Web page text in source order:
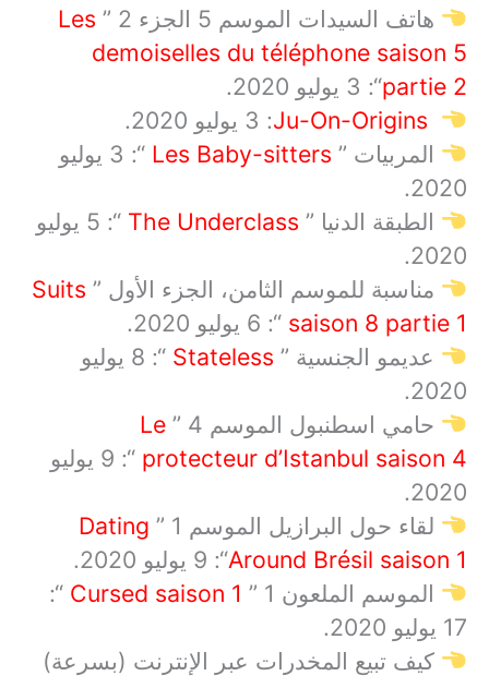
هاتف السيدات الموسم 5 الجزء 2 ”
Les
demoiselles du téléphone saison 5
partie 2“: 3 يوليو 2020.
Ju-On-Origins
:3 يوليو 2020.
المربيات ”Les Baby-sitters
“: 3 يوليو
2020.
الطبقة الدنيا ”The Underclass
“: 5 يوليو
2020.
مناسبة للموسم الثامن، الجزء الأول ”Suits
saison 8 partie 1 “: 6 يوليو 2020.
عديمو الجنسية ”Stateless
“: 8 يوليو
2020.
حامي اسطنبول الموسم 4 ”
Le
protecteur d’Istanbul saison 4
“: 9 يوليو
2020.
لقاء حول البرازيل الموسم 1 ”
Dating
Around Brésil saison 1“: 9 يوليو 2020.
الموسم الملعون 1 ”
Cursed saison 1
“:
17 يوليو 2020.
كيف تبيع المخدرات عبر الإنترنت (بسرعة)